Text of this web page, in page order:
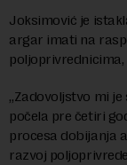
Joksimović je
argar imati na
poljoprivrednicima,
„Zadovoljstvo mi
počela pre četiri
procesa dobijanja
razvoj